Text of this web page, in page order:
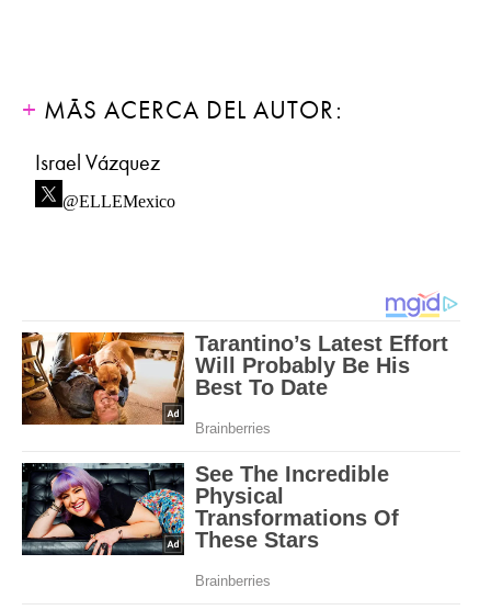
MÁS ACERCA DEL AUTOR:
Israel Vázquez
@ELLEMexico